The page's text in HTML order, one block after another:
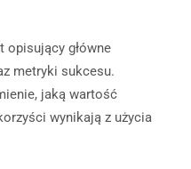
opisujący główne
metryki sukcesu.
jaką wartość
wynikają z użycia